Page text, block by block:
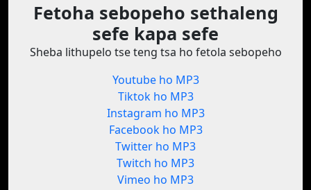
Fetoha sebopeho sethaleng
sefe kapa sefe
Sheba lithupelo tse teng tsa ho fetola sebopeho
Youtube ho MP3
Tiktok ho MP3
Instagram ho MP3
Facebook ho MP3
Twitter ho MP3
Twitch ho MP3
Vimeo ho MP3